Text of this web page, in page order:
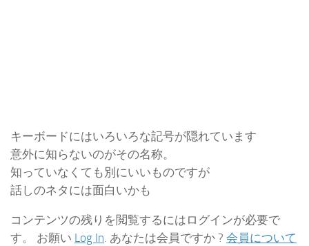
キーボードにはいろいろな記号が隠れています
意外に知らないのがその名称。
知っていなくても別にいいものですが
話しのネタには面白いかも
コンテンツの残りを閲覧するにはログインが必要で
す。 お願い Log In. あなたは会員ですか ? 会員について